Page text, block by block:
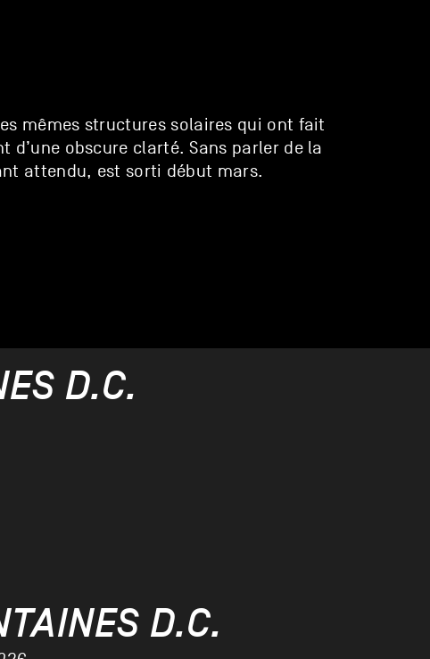
mêmes structures solaires qui ont fait
d’une obscure clarté. Sans parler de la
attendu, est sorti début mars.
D.C.
D.C.